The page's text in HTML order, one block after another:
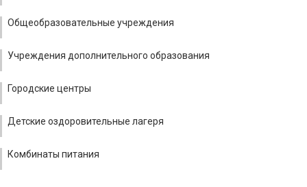
Общеобразовательные учреждения
Учреждения дополнительного образования
Городские центры
Детские оздоровительные лагеря
Комбинаты питания